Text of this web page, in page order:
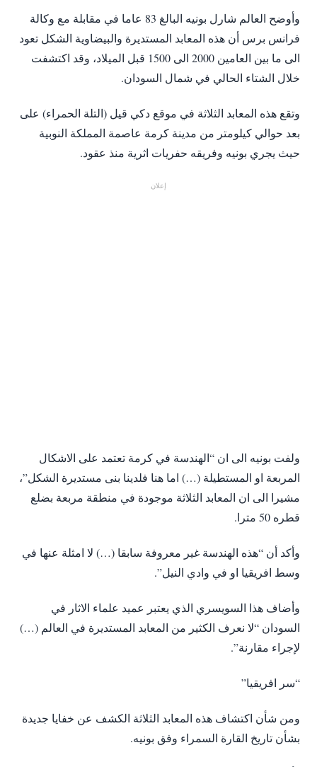
وأوضح العالم شارل بونيه البالغ 83 عاما في مقابلة مع وكالة
فرانس برس أن هذه المعابد المستديرة والبيضاوية الشكل تعود
الى ما بين العامين 2000 الى 1500 قبل الميلاد، وقد اكتشفت
خلال الشتاء الحالي في شمال السودان.
وتقع هذه المعابد الثلاثة في موقع دكي قيل (التلة الحمراء) على
بعد حوالي كيلومتر من مدينة كرمة عاصمة المملكة النوبية
حيث يجري بونيه وفريقه حفريات اثرية منذ عقود.
إعلان
ولفت بونيه الى ان “الهندسة في كرمة تعتمد على الاشكال
المربعة او المستطيلة (…) اما هنا فلدينا بنى مستديرة الشكل”،
مشيرا الى ان المعابد الثلاثة موجودة في منطقة مربعة بضلع
قطره 50 مترا.
وأكد أن “هذه الهندسة غير معروفة سابقا (…) لا امثلة عنها في
وسط افريقيا او في وادي النيل”.
وأضاف هذا السويسري الذي يعتبر عميد علماء الاثار في
السودان “لا نعرف الكثير من المعابد المستديرة في العالم (…)
لإجراء مقارنة”.
“سر افريقيا”
ومن شأن اكتشاف هذه المعابد الثلاثة الكشف عن خفايا جديدة
بشأن تاريخ القارة السمراء وفق بونيه.